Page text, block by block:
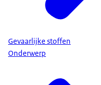
Gevaarlijke stoffen
Onderwerp